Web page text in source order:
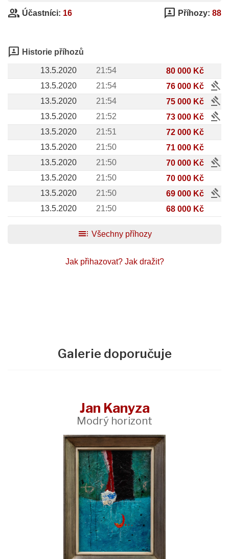
group Účastníci: 16 3p Příhozy: 88
3p Historie příhozů
13.5.2020 21:54
80 000 Kč
13.5.2020
21:54 76 000 Kč gavel
13.5.2020 21:54 75 000 Kč gavel
13.5.2020 21:52 73 000 Kč gavel
13.5.2020 21:51
72 000 Kč
13.5.2020
21:50
71 000 Kč
13.5.2020
21:50 70 000 Kč gavel
13.5.2020 21:50
70 000 Kč
13.5.2020
21:50 69 000 Kč gavel
13.5.2020 21:50 68 000 Kč
toc Všechny příhozy
Jak přihazovat? Jak dražit?
Galerie doporučuje
Jan Kanyza
Modrý horizont